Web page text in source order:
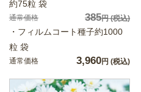
約75粒 袋
通常価格 385円(税込)
・フィルムコート種子約1000
粒 袋
通常価格 3,960円 (税込)